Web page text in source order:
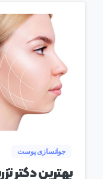
جوانسازی پوست
بهترین دکتر